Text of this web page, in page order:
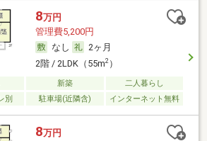
8万円
管理費5,200円
なし
2ヶ月
2階 / 2LDK（55m2）
新築
二人暮らし
別
駐車場(近隣含) インターネット無料
8万円